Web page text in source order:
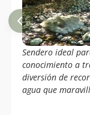
Sendero ideal
conocimiento a
diversión de
agua que